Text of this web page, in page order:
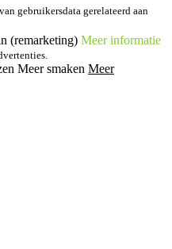
gebruikersdata gerelateerd aan
(remarketing) Meer informatie
Meer smaken Meer